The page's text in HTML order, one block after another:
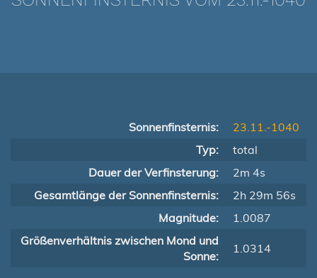
Sonnenfinsternis:
23.11.-1040
Typ:
total
Dauer der Verfinsterung:
2m 4s
Gesamtlänge der Sonnenfinsternis:
2h 29m 56s
Magnitude:
1.0087
Größenverhältnis zwischen Mond und
Sonne:
1.0314